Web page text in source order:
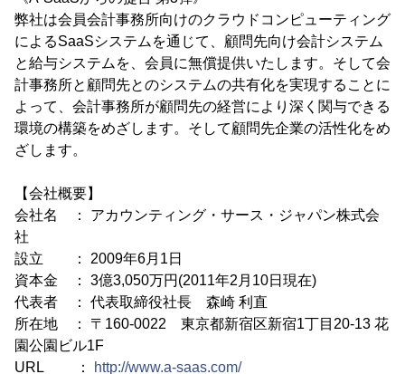
弊社は会員会計事務所向けのクラウドコンピューティング
によるSaaSシステムを通じて、顧問先向け会計システム
と給与システムを、会員に無償提供いたします。そして会
計事務所と顧問先とのシステムの共有化を実現することに
よって、会計事務所が顧問先の経営により深く関与できる
環境の構築をめざします。そして顧問先企業の活性化をめ
ざします。
【会社概要】
会社名 ： アカウンティング・サース・ジャパン株式会
社
設立 ： 2009年6月1日
資本金 ： 3億3,050万円(2011年2月10日現在)
代表者 ： 代表取締役社長 森崎 利直
所在地 ： 〒160-0022 東京都新宿区新宿1丁目20-13 花
園公園ビル1F
URL ：
http://www.a-saas.com/